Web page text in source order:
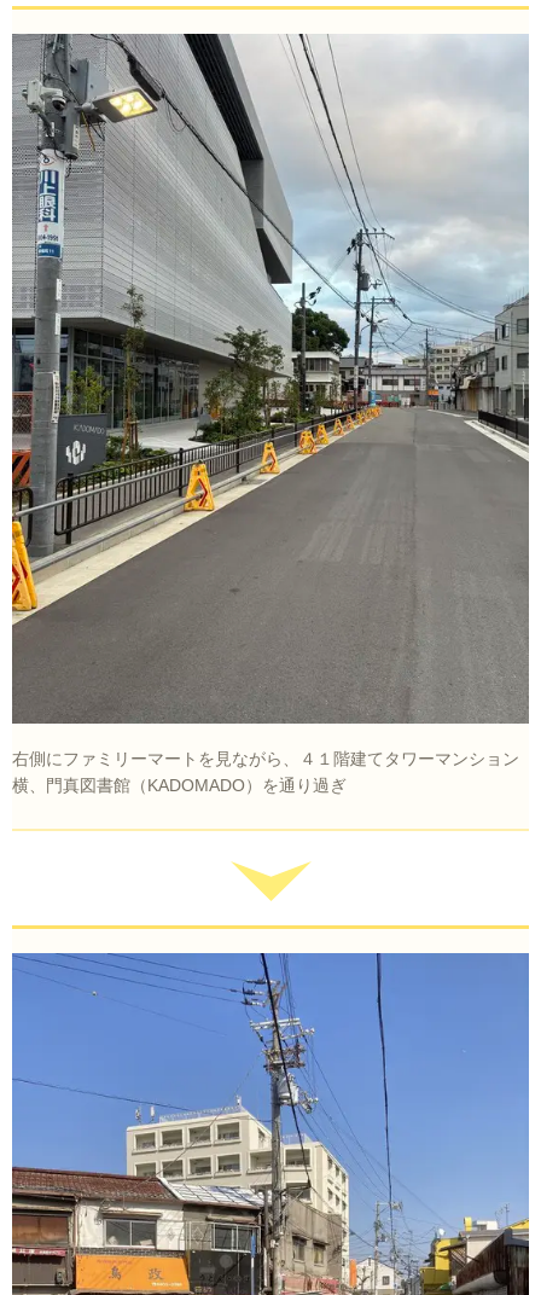
右側にファミリーマートを見ながら、４１階建てタワーマンション
横、門真図書館（KADOMADO）を通り過ぎ